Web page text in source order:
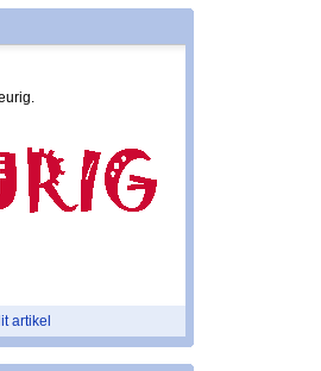
artikel